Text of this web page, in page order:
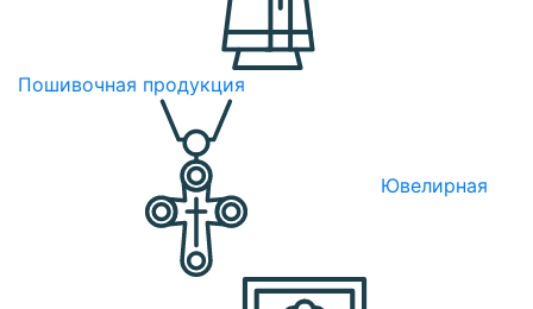
Пошивочная продукция
Ювелирная